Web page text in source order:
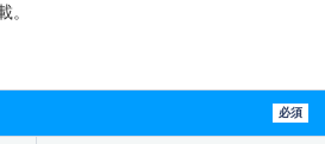
。
必須